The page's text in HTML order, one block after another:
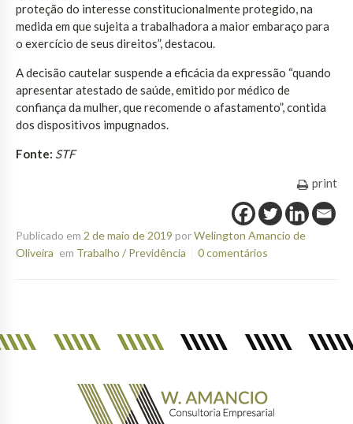
proteção do interesse constitucionalmente protegido, na
medida em que sujeita a trabalhadora a maior embaraço para
o exercício de seus direitos”, destacou.
A decisão cautelar suspende a eficácia da expressão “quando
apresentar atestado de saúde, emitido por médico de
confiança da mulher, que recomende o afastamento”, contida
dos dispositivos impugnados.
Fonte: STF
print
Publicado em 2 de maio de 2019 porWelington Amancio de
Oliveira em Trabalho / Previdência 0 comentários